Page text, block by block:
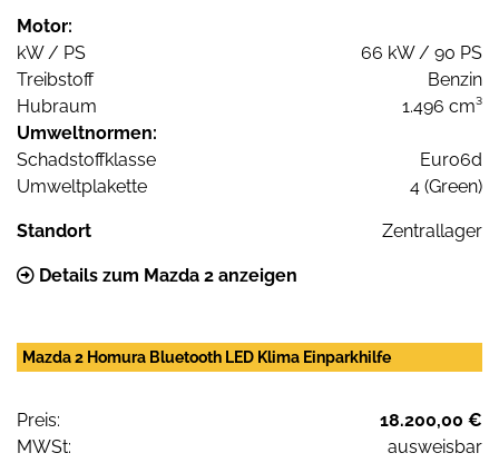
Motor:
kW / PS
66 kW / 90 PS
Treibstoff
Benzin
Hubraum
1.496 cm³
Umweltnormen:
Schadstoffklasse
Euro6d
Umweltplakette
4 (Green)
Standort Zentrallager
Details zum Mazda 2 anzeigen
Mazda 2 Homura Bluetooth LED Klima Einparkhilfe
Preis:
18.200,00 €
MWSt:
ausweisbar